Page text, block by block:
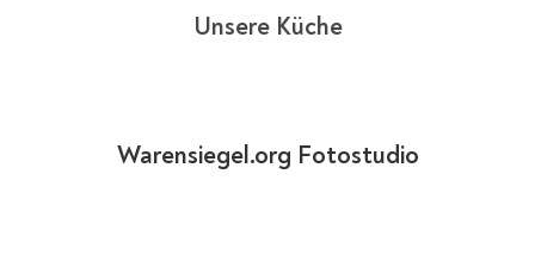
Unsere Küche
Warensiegel.org Fotostudio